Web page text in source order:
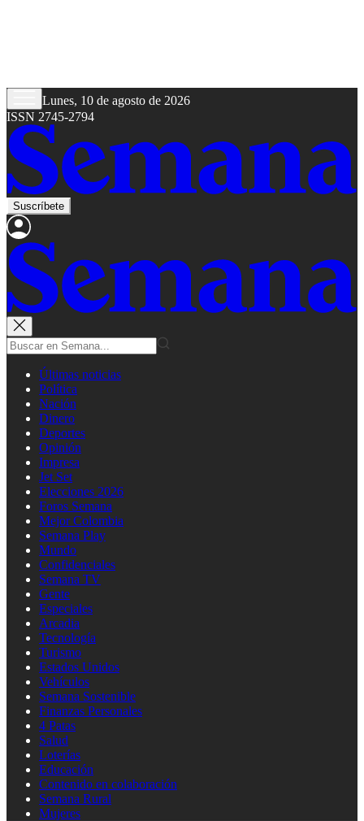
Lunes, 10 de agosto de 2026
ISSN 2745-2794
Suscríbete
Últimas noticias
Política
Nación
Dinero
Deportes
Opinión
Impresa
Jet Set
Elecciones 2026
Foros Semana
Mejor Colombia
Semana Play
Mundo
Confidenciales
Semana TV
Gente
Especiales
Arcadia
Tecnología
Turismo
Estados Unidos
Vehículos
Semana Sostenible
Finanzas Personales
4 Patas
Salud
Loterías
Educación
Contenido en colaboración
Semana Rural
Mujeres